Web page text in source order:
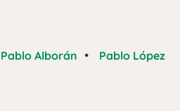
Pablo Alborán • Pablo López